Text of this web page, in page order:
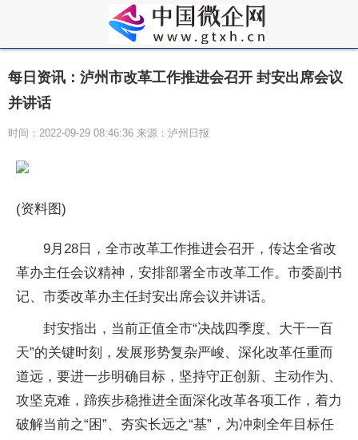
每日资讯：泸州市改革工作推进会召开 封安出席会议
并讲话
时间：2022-09-29 08:46:36 来源：泸州日报
(资料图)
9月28日，全市改革工作推进会召开，传达全省改
革办主任会议精神，安排部署全市改革工作。市委副书
记、市委改革办主任封安出席会议并讲话。
封安指出，当前正值全市“决战四季度、大干一百
天”的关键时刻，发展形势复杂严峻、深化改革任重而
道远，要进一步明确目标，坚持守正创新、主动作为、
攻坚克难，蹄疾步稳推进全面深化改革各项工作，着力
破解当前之“困”、夯实长远之“基”，为冲刺全年目标任